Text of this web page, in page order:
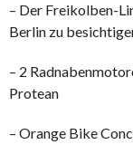
– Der Freikolben-
Berlin zu
– 2
Protean
– Orange Bike